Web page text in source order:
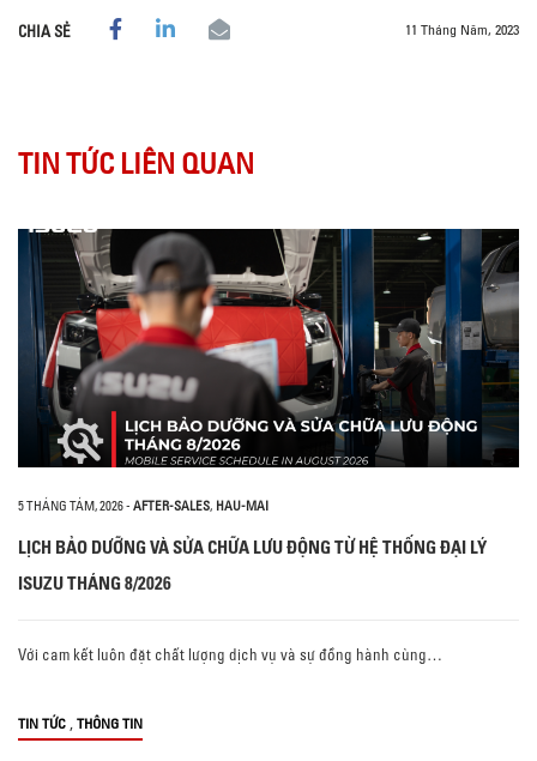
CHIA SẺ 11 Tháng Năm, 2023
TIN TỨC LIÊN QUAN
5 THÁNG TÁM, 2026- AFTER-SALES, HAU-MAI
LỊCH BẢO DƯỠNG VÀ SỬA CHỮA LƯU ĐỘNG TỪ HỆ THỐNG ĐẠI LÝ
ISUZU THÁNG 8/2026
Với cam kết luôn đặt chất lượng dịch vụ và sự đồng hành cùng…
TIN TỨC , THÔNG TIN